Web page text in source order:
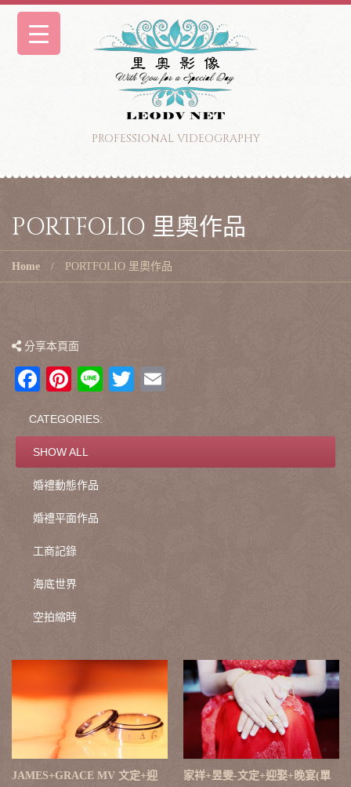
PROFESSIONAL VIDEOGRAPHY
PORTFOLIO 里奧作品
Home PORTFOLIO 里奧作品
分享本頁面
Facebook
Pinterest
LineTwitter
CATEGORIES:
SHOW ALL
婚禮動態作品
婚禮平面作品
工商記錄
海底世界
空拍縮時
JAMES+GRACE MV 文定+迎
家祥+昱雯-文定+迎娶+晚宴(單